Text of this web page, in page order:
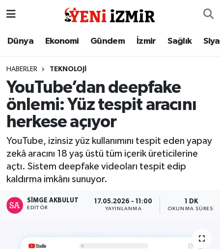
Dünya Ekonomi Gündem İzmir Sağlık
HABERLER TEKNOLOJI
YouTube’dan deepfake
önlemi: Yüz tespit aracını
herkese açıyor
YouTube, izinsiz yüz kullanımını tespit eden yapay
zekâ aracını 18 yaş üstü tüm içerik üreticilerine
açtı. Sistem deepfake videoları tespit edip
kaldırma imkânı sunuyor.
SIMGE AKBULUT
EDITÖR
17.05.2026 - 11:00
YAYINLANMA
1 DK
OKUNMA SÜRESI
Dünya
Gündem
İzmir
Sağlık
Siyaset
İzmir Nöbetçi Eczaneler
İzmir Namaz Vakitleri
İzmir Trafik Yoğunluk Haritası
Süper Lig Puan Durumu ve Fikstür
Tüm Manşetler